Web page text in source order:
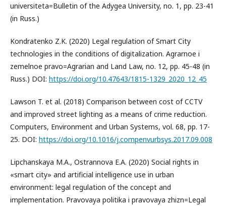
universiteta=Bulletin of the Adygea University, no. 1, pp. 23-41
(in Russ.)
Kondratenko Z.K. (2020) Legal regulation of Smart City
technologies in the conditions of digitalization. Agrarnoe i
zemelnoe pravo=Agrarian and Land Law, no. 12, pp. 45-48 (in
Russ.) DOI: https://doi.org/10.47643/1815-1329_2020_12_45
Lawson T. et al. (2018) Comparison between cost of CCTV
and improved street lighting as a means of crime reduction.
Computers, Environment and Urban Systems, vol. 68, pp. 17-
25. DOI: https://doi.org/10.1016/j.compenvurbsys.2017.09.008
Lipchanskaya M.A., Ostrannova E.A. (2020) Social rights in
«smart city» and artificial intelligence use in urban
environment: legal regulation of the concept and
implementation. Pravovaya politika i pravovaya zhizn=Legal